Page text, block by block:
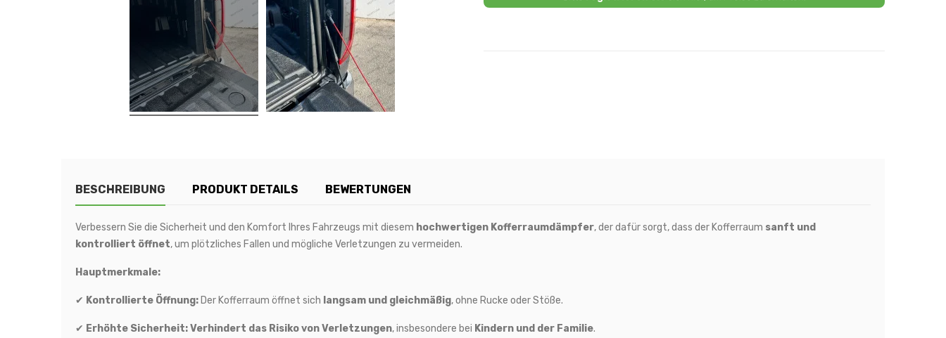
BESCHREIBUNG PRODUKT DETAILS BEWERTUNGEN
Verbessern Sie die Sicherheit und den Komfort Ihres Fahrzeugs mit diesem hochwertigen Kofferraumdämpfer, der dafür sorgt, dass der Kofferraum sanft und
kontrolliert öffnet, um plötzliches Fallen und mögliche Verletzungen zu vermeiden.
Hauptmerkmale:
✔ Kontrollierte Öffnung: Der Kofferraum öffnet sich langsam und gleichmäßig, ohne Rucke oder Stöße.
✔ Erhöhte Sicherheit:Verhindert das Risiko von Verletzungen, insbesondere bei Kindern und der Familie.